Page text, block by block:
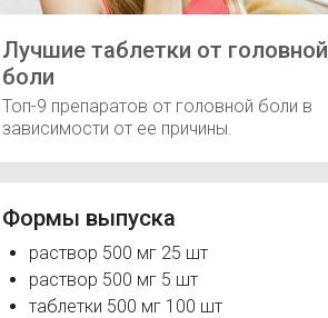
Спазган 500 мг
желчевыводящих путей
Лучшие таблетки от головной
боли
Топ-9 препаратов от головной боли в
зависимости от ее причины.
Формы выпуска
раствор 500 мг 25 шт
раствор 500 мг 5 шт
таблетки 500 мг 100 шт